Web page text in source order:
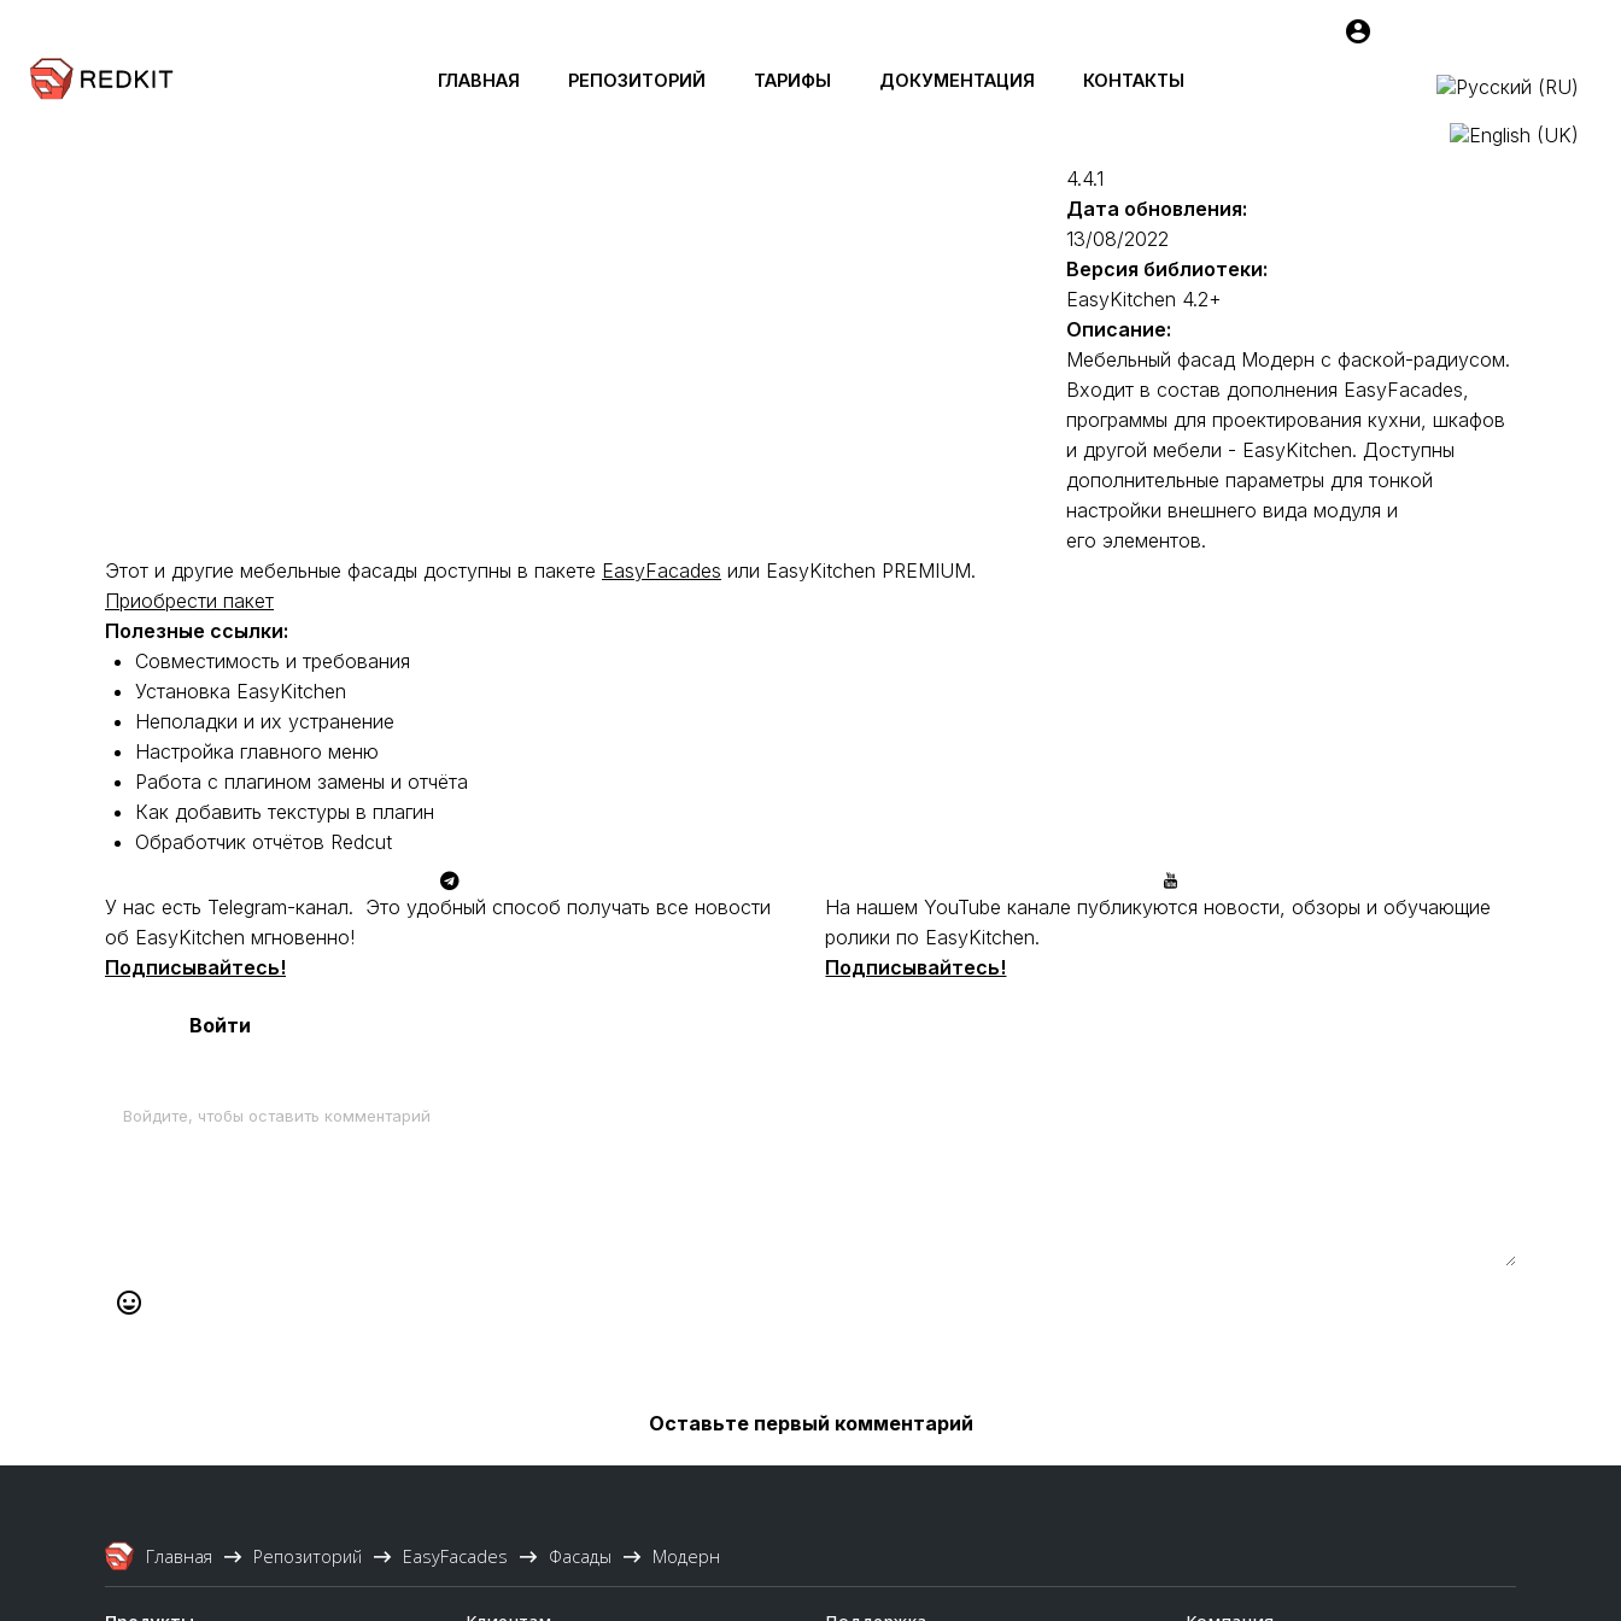
ГЛАВНАЯ РЕПОЗИТОРИЙ ТАРИФЫ ДОКУМЕНТАЦИЯ КОНТАКТЫ
Модерн
4.4.1
Дата обновления:
13/08/2022
Версия библиотеки:
EasyKitchen 4.2+
Описание:
Мебельный фасад Модерн с фаской-радиусом.
Входит в состав дополнения EasyFacades,
программы для проектирования кухни, шкафов
и другой мебели - EasyKitchen. Доступны
дополнительные параметры для тонкой
настройки внешнего вида модуля и
его элементов.
Этот и другие мебельные фасады доступны в пакете EasyFacades или EasyKitchen PREMIUM.
Приобрести пакет
Полезные ссылки:
Совместимость и требования
Установка EasyKitchen
Неполадки и их устранение
Настройка главного меню
Работа с плагином замены и отчёта
Как добавить текстуры в плагин
Обработчик отчётов Redcut
У нас есть Telegram-канал. Это удобный способ получать все новости
об EasyKitchen мгновенно!
Подписывайтесь!
На нашем YouTube канале публикуются новости, обзоры и обучающие
ролики по EasyKitchen.
Подписывайтесь!
Войти
Оставьте первый комментарий
Главная Репозиторий EasyFacades Фасады Модерн